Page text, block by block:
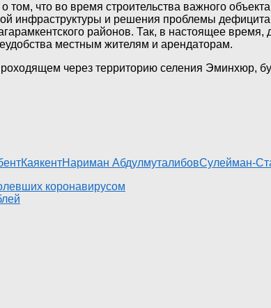
что во время строительства важного
инфраструктуры и решения проблемы
районов. Так, в настоящее время,
местным жителям и арендаторам.
через территорию селения Эминхюр,
КаякентНариман АбдулмуталибовСулейман-
коронавирусом